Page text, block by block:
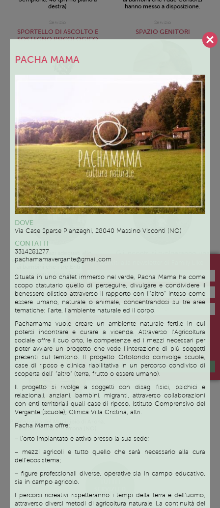
PACHA MAMA
DOVE
Via Case Sparse Pianzaghi, 28040 Massino Visconti (NO)
CONTATTI
3314281277
pachamamavergante@gmail.com
Situata in uno chalet immerso nel verde, Pacha Mama ha come
scopo statutario quello di perseguire, divulgare e condividere il
benessere olistico attraverso il rapporto con l'”altro” inteso come
essere umano, naturale o animale, concentrandosi su tre aree
tematiche: l’arte, l’ambiente naturale ed il corpo.
Pachamama vuole creare un ambiente naturale fertile in cui
potersi incontrare e curare a vicenda. Attraverso l’Agricoltura
sociale offre il suo orto, le competenze ed i mezzi necessari per
poter avviare un progetto che vede l’interazione di più soggetti
presenti sul territorio. Il progetto Ortotondo coinvolge scuole,
case di riposo e clinica riabilitativa in un percorso condiviso di
scoperta dell’ “altro” (terra, frutto o essere umano).
Il progetto si rivolge a soggetti con disagi fisici, psichici e
relazionali, anziani, bambini, migranti, attraverso collaborazioni
con enti territoriali quali case di riposo, Istituto Comprensivo del
Vergante (scuole), Clinica Villa Cristina, altri.
Pacha Mama offre:
– l’orto impiantato e attivo presso la sua sede;
– mezzi agricoli e tutto quello che sarà necessario alla cura
dell’ecosistema;
– figure professionali diverse, operative sia in campo educativo,
sia in campo agricolo.
I percorsi ricreativi rispetteranno i tempi della terra e dell’uomo,
attraverso diversi metodi di agricoltura naturale. La continuità del
destra)
hanno messo a disposizione.
Servizio
SPORTELLO DI ASCOLTO E
SOSTEGNO PSICOLOGICO
martedì e mercoledì previo
appuntamento telefonico.
Viale Libertà, 30, 28021
Borgomanero (NO) – presso
Centro per le Famiglie
Servizio
SPAZIO GENITORI
Dal lunedì al venerdì previo
appuntamento telefonico
Presso la sede del Centro per le
famiglia – uffici territoriali del
C.I.S.S. – Viale Libertà, 30,
Borgomanero
Servizio
GRUPPI DI PAROLA
Presso spazi adeguati allo
svolgimento delle attività proposte
messo a disposizione.
Servizio
PAROLE ED EMOZIONI
concordate in base alle
disponibilità dei genitori.
Gli incontri si svolgeranno a Briga
Novarese – Via Dante, 22 o ad
Arona – Via Usellini, 11
SERVIZIO DI MEDIAZIONE
FAMILIARE
Su appuntamento
Pianterreno del Municipio di Arona,
Via San Carlo 2 – Arona (NO)
SCOPRI
EVENTI
NEWSLETTER
Iscriviti alla newsletter di Family Like
ISCRIVIMI